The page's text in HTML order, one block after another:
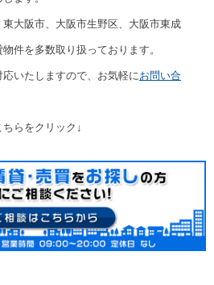
東大阪市、大阪市生野区、大阪市東成
件を多数取り扱っております。
いたしますので、お気軽にお問い合
らをクリック↓